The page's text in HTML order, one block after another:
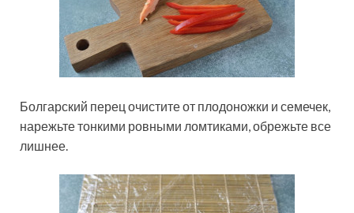
Болгарский перец очистите от плодоножки и семечек,
нарежьте тонкими ровными ломтиками, обрежьте все
лишнее.